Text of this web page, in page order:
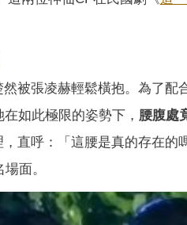
被張凌赫輕鬆橫抱。為了配
如此極限的姿勢下， 腰腹處
直呼：「這腰是真的存在的
面。